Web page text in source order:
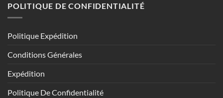
POLITIQUE DE CONFIDENTIALITÉ
Politique Expédition
Conditions Générales
Expédition
Politique De Confidentialité